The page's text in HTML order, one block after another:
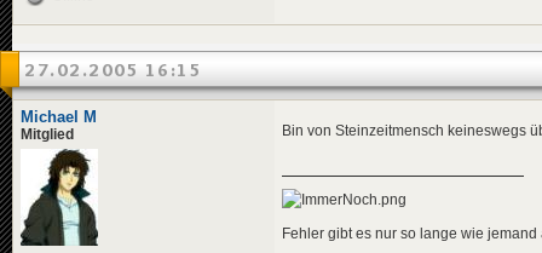
27.02.2005 16:15
Michael M
Mitglied Bin von Steinzeitmensch keineswegs
Fehler gibt es nur so lange wie jemand